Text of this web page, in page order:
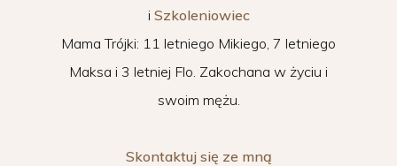
i Szkoleniowiec
Mama Trójki: 11 letniego Mikiego, 7 letniego
Maksa i 3 letniej Flo. Zakochana w życiu i
swoim mężu.
Skontaktuj się ze mną